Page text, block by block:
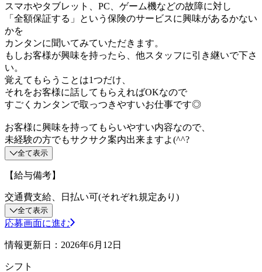
スマホやタブレット、PC、ゲーム機などの故障に対し
「全額保証する」という保険のサービスに興味があるかない
かを
カンタンに聞いてみていただきます。
もしお客様が興味を持ったら、他スタッフに引き継いで下さ
い。
覚えてもらうことは1つだけ、
それをお客様に話してもらえればOKなので
すごくカンタンで取っつきやすいお仕事です◎
お客様に興味を持ってもらいやすい内容なので、
未経験の方でもサクサク案内出来ますよ(^^?
全て表示
【給与備考】
交通費支給、日払い可(それぞれ規定あり)
全て表示
応募画面に進む
情報更新日：2026年6月12日
シフト